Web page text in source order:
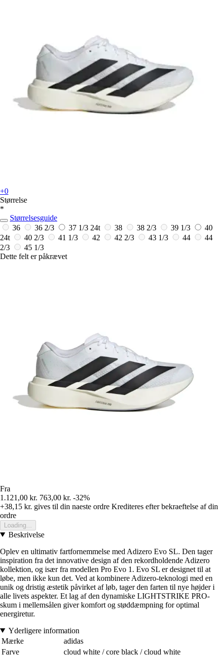
+0
Størrelse
*
Størrelsesguide
36
36 2/3 37 1/3 24t 38 38 2/3 39 1/3
40
24t
40 2/3 41 1/3 42 42 2/3 43 1/3 44
44
2/3
45 1/3
Dette felt er påkrævet
Fra
1.121,00 kr. 763,00 kr. -32%
+38,15 kr. gives til din naeste ordre Krediteres efter bekraeftelse af din
ordre
Loading...
Beskrivelse
Oplev en ultimativ fartfornemmelse med Adizero Evo SL. Den tager
inspiration fra det innovative design af den rekordholdende Adizero
kollektion, og især fra modellen Pro Evo 1. Evo SL er designet til at
løbe, men ikke kun det. Ved at kombinere Adizero-teknologi med en
unik og dristig æstetik påvirket af løb, tager den farten til nye højder i
alle livets aspekter. Et lag af den dynamiske LIGHTSTRIKE PRO-
skum i mellemsålen giver komfort og støddæmpning for optimal
energiretur.
Yderligere information
Mærke
adidas
Farve
cloud white / core black / cloud white